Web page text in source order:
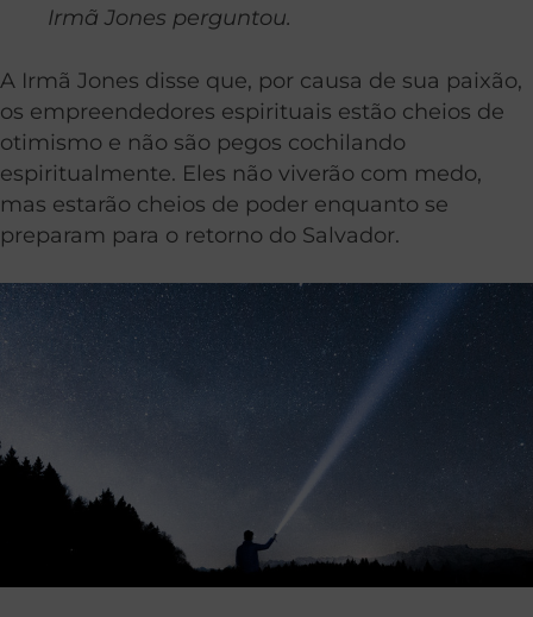
Irmã Jones perguntou.
A Irmã Jones disse que, por causa de sua paixão,
os empreendedores espirituais estão cheios de
otimismo e não são pegos cochilando
espiritualmente. Eles não viverão com medo,
mas estarão cheios de poder enquanto se
preparam para o retorno do Salvador.